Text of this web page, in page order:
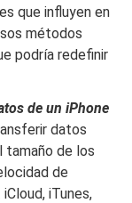
que influyen en
métodos
podría redefinir
de un iPhone
datos
de los
de
iTunes,